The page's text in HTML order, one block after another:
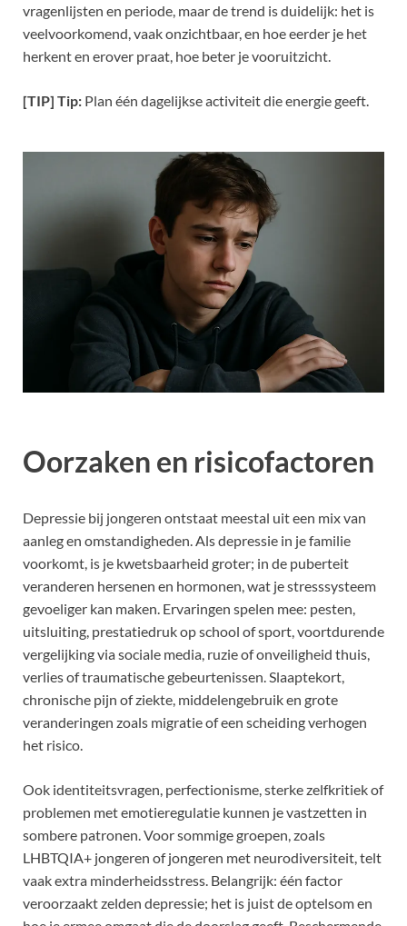
vragenlijsten en periode, maar de trend is duidelijk: het is
veelvoorkomend, vaak onzichtbaar, en hoe eerder je het
herkent en erover praat, hoe beter je vooruitzicht.
[TIP] Tip: Plan één dagelijkse activiteit die energie geeft.
Oorzaken en risicofactoren
Depressie bij jongeren ontstaat meestal uit een mix van
aanleg en omstandigheden. Als depressie in je familie
voorkomt, is je kwetsbaarheid groter; in de puberteit
veranderen hersenen en hormonen, wat je stresssysteem
gevoeliger kan maken. Ervaringen spelen mee: pesten,
uitsluiting, prestatiedruk op school of sport, voortdurende
vergelijking via sociale media, ruzie of onveiligheid thuis,
verlies of traumatische gebeurtenissen. Slaaptekort,
chronische pijn of ziekte, middelengebruik en grote
veranderingen zoals migratie of een scheiding verhogen
het risico.
Ook identiteitsvragen, perfectionisme, sterke zelfkritiek of
problemen met emotieregulatie kunnen je vastzetten in
sombere patronen. Voor sommige groepen, zoals
LHBTQIA+ jongeren of jongeren met neurodiversiteit, telt
vaak extra minderheidsstress. Belangrijk: één factor
veroorzaakt zelden depressie; het is juist de optelsom en